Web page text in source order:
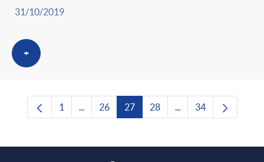
31/10/2019
+
Pàgina
1 ...Pàgines intermèdies Utilitzeu TAB per
Pàgina
26 Pàgina
27 Pàgina
28 ...Pàgines intermèdies
Pàgina
34